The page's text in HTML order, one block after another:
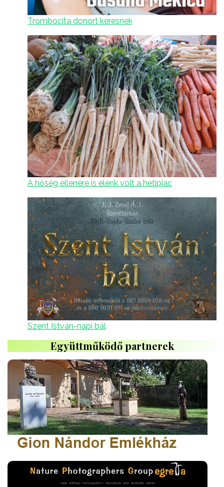
Trombocita donort keresnek
A hőség ellenére is élénk volt a hetipiac
Szent István-napi bál
Együttműködő partnerek